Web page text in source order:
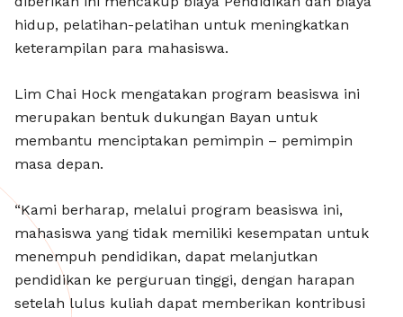
hidup, pelatihan-pelatihan untuk meningkatkan
keterampilan para mahasiswa.
Lim Chai Hock mengatakan program beasiswa ini
merupakan bentuk dukungan Bayan untuk
membantu menciptakan pemimpin – pemimpin
masa depan.
“Kami berharap, melalui program beasiswa ini,
mahasiswa yang tidak memiliki kesempatan untuk
menempuh pendidikan, dapat melanjutkan
pendidikan ke perguruan tinggi, dengan harapan
setelah lulus kuliah dapat memberikan kontribusi